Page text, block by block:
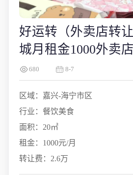
好运转（外卖店转
城月租金1000外卖
680 8-7
区域：嘉兴-海宁市区
行业：餐饮美食
面积：20㎡
租金：1000元/月
转让费：2.6万